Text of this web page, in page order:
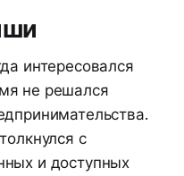
интересовался
не решался
с
и доступных